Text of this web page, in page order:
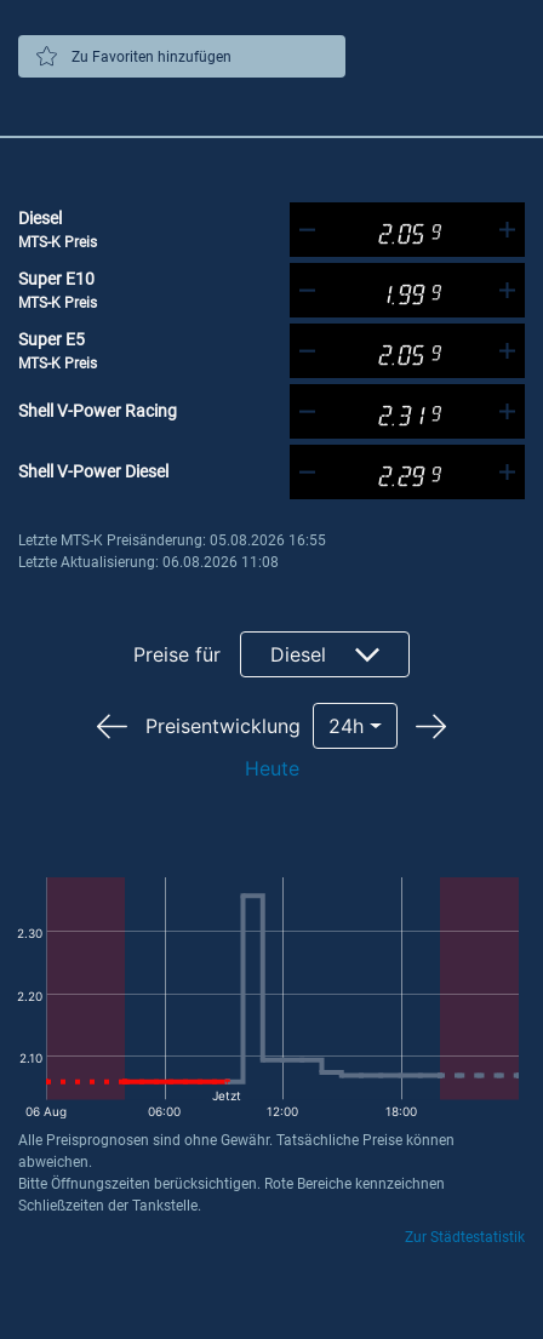
Zu Favoriten hinzufügen
Diesel
MTS-K Preis 2.05 9
Super E10
MTS-K Preis 1.99 9
Super E5
MTS-K Preis 2.05 9
Shell V-Power Racing 2.31 9
Shell V-Power Diesel 2.29 9
Letzte MTS-K Preisänderung: 05.08.2026 16:55
Letzte Aktualisierung: 06.08.2026 11:08
Preise für Diesel
Preisentwicklung
24h
Heute
2.10
2.20
2.30
06 Aug 06:00 12:00 18:00
Jetzt
Alle Preisprognosen sind ohne Gewähr. Tatsächliche Preise können
abweichen.
Bitte Öffnungszeiten berücksichtigen. Rote Bereiche kennzeichnen
Schließzeiten der Tankstelle.
Zur Städtestatistik